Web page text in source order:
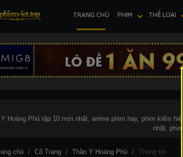
TRANG CHỦ PHIM THỂ LOẠI
Hoàng Phủ tập 10 mới nhất, anime phim hay, phim kiếm
nhất,
chủ Cổ Trang Thần Y Hoàng Phủ Thông tin